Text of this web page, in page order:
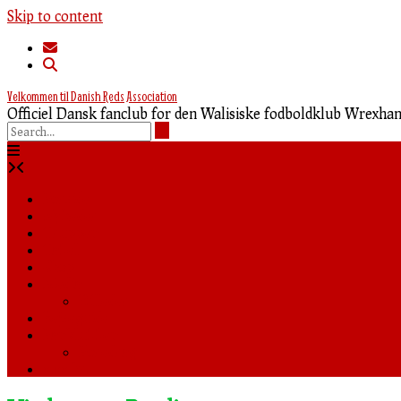
Skip to content
Velkommen til Danish Reds Association
Officiel Dansk fanclub for den Walisiske fodboldklub